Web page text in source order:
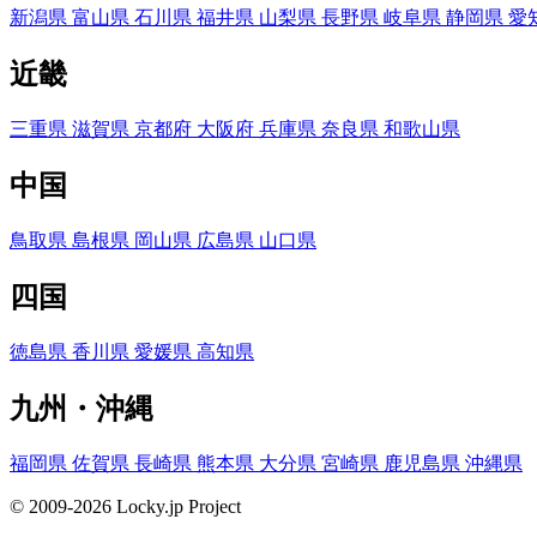
新潟県 富山県 石川県 福井県 山梨県 長野県 岐阜県 静岡県 愛
近畿
三重県 滋賀県 京都府 大阪府 兵庫県 奈良県 和歌山県
中国
鳥取県 島根県 岡山県 広島県 山口県
四国
徳島県 香川県 愛媛県 高知県
九州・沖縄
福岡県 佐賀県 長崎県 熊本県 大分県 宮崎県 鹿児島県 沖縄県
© 2009-2026 Locky.jp Project